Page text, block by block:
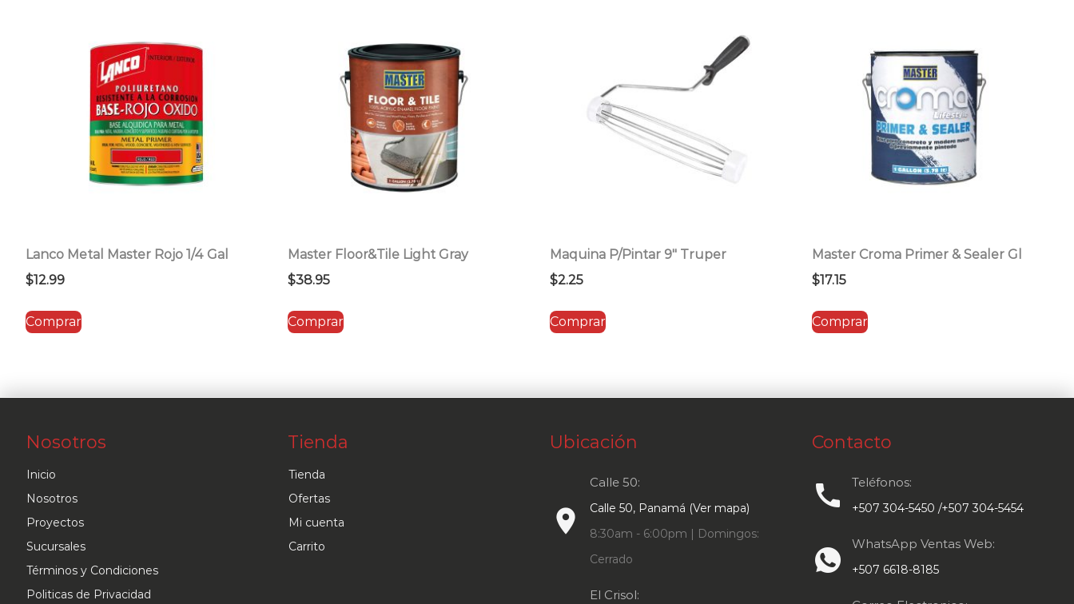
Lanco Metal Master Rojo 1/4 Gal
$12.99
Comprar
Master Floor&Tile Light Gray
$38.95
Comprar
Maquina P/Pintar 9″ Truper
$2.25
Comprar
Master Croma Primer & Sealer Gl
$17.15
Comprar
Nosotros
Inicio
Nosotros
Proyectos
Sucursales
Términos y Condiciones
Politicas de Privacidad
Tienda
Tienda
Ofertas
Mi cuenta
Carrito
Ubicación
place
Calle 50:
Calle 50, Panamá (Ver mapa)
8:30am - 6:00pm | Domingos:
Cerrado
El Crisol:
Contacto
call Teléfonos:
+507 304-5450 /+507 304-5454
WhatsApp Ventas Web:
+507 6618-8185